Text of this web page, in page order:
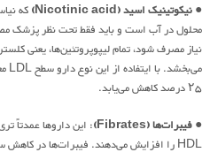
●نیکوتینیک اسید (Nicotinic acid)
محلول در آب است و باید فقط تحت نظر پزشک
۲۵ درصد کاهش می‌یابد.
●فیبرات‌ها (Fibrates)
: این داروها عمدتاً
HDL را افزایش می‌دهند. فیبرات‌ها در کاهش سطح LDL کمتر از موارد دیگر، مؤثر هستند.